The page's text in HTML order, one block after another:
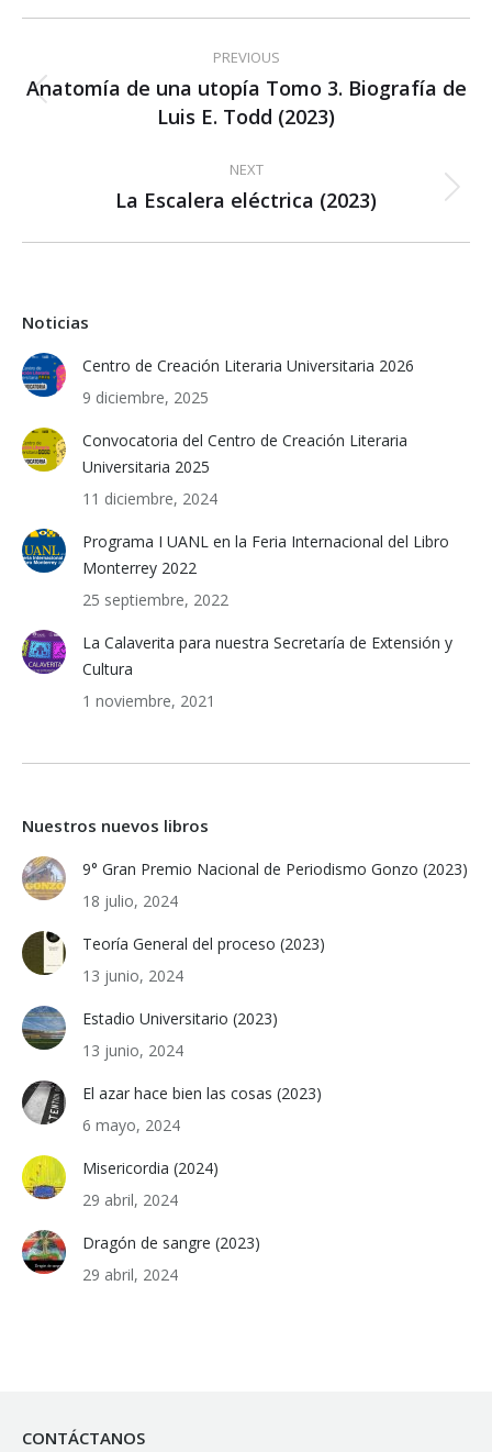
navigation
PREVIOUS
Previous
post:
Anatomía de una utopía Tomo 3. Biografía de
Luis E. Todd (2023)
NEXT
Next
La Escalera eléctrica (2023)
Noticias
Centro de Creación Literaria Universitaria 2026
9 diciembre, 2025
Convocatoria del Centro de Creación Literaria
Universitaria 2025
11 diciembre, 2024
Programa I UANL en la Feria Internacional del Libro
Monterrey 2022
25 septiembre, 2022
La Calaverita para nuestra Secretaría de Extensión y
Cultura
1 noviembre, 2021
Nuestros nuevos libros
9° Gran Premio Nacional de Periodismo Gonzo (2023)
18 julio, 2024
Teoría General del proceso (2023)
13 junio, 2024
Estadio Universitario (2023)
13 junio, 2024
El azar hace bien las cosas (2023)
6 mayo, 2024
Misericordia (2024)
29 abril, 2024
Dragón de sangre (2023)
29 abril, 2024
CONTÁCTANOS